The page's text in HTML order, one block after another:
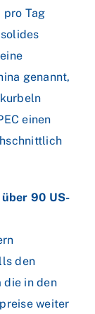
Tag
genannt,
einen
über 90 US-
den
die in den
weiter